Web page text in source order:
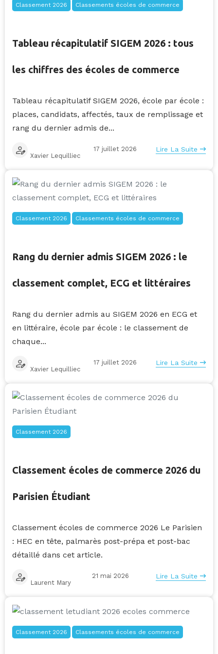
Classement 2026 Classements écoles de commerce
Tableau récapitulatif SIGEM 2026 : tous
les chiffres des écoles de commerce
Tableau récapitulatif SIGEM 2026, école par école :
places, candidats, affectés, taux de remplissage et
rang du dernier admis de...
Xavier Lequilliec
17 juillet 2026 Lire La Suite
Classement 2026 Classements écoles de commerce
Rang du dernier admis SIGEM 2026 : le
classement complet, ECG et littéraires
Rang du dernier admis au SIGEM 2026 en ECG et
en littéraire, école par école : le classement de
chaque...
Xavier Lequilliec
17 juillet 2026 Lire La Suite
Classement 2026
Classement écoles de commerce 2026 du
Parisien Étudiant
Classement écoles de commerce 2026 Le Parisien
: HEC en tête, palmarès post-prépa et post-bac
détaillé dans cet article.
Laurent Mary
21 mai 2026 Lire La Suite
Classement 2026 Classements écoles de commerce